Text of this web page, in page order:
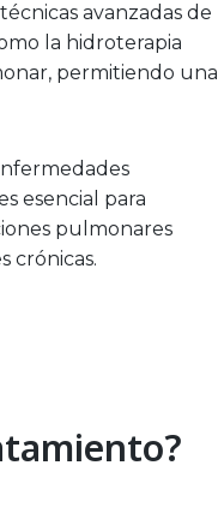
avanzadas de
la hidroterapia
permitiendo una
esencial para
pulmonares
crónicas.